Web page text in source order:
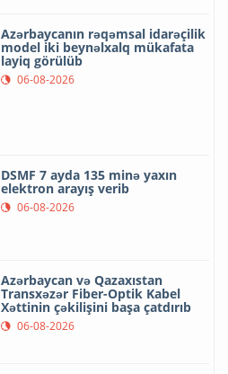
Azərbaycanın rəqəmsal idarəçilik
model iki beynəlxalq mükafata
layiq görülüb
06-08-2026
DSMF 7 ayda 135 minə yaxın
elektron arayış verib
06-08-2026
Azərbaycan və Qazaxıstan
Transxəzər Fiber-Optik Kabel
Xəttinin çəkilişini başa çatdırıb
06-08-2026